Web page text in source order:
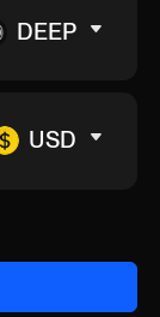
DEEP
USD